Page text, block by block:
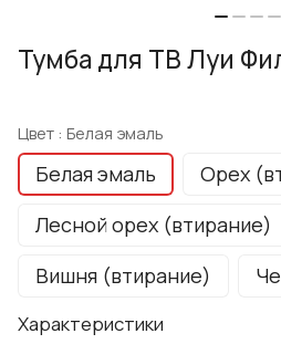
Тумба для ТВ Луи
Цвет : Белая эмаль
Белая эмаль
Орех
Лесной орех (втирание)
Вишня (втирание)
Характеристики